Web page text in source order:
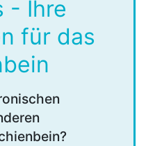
- Ihre
für das